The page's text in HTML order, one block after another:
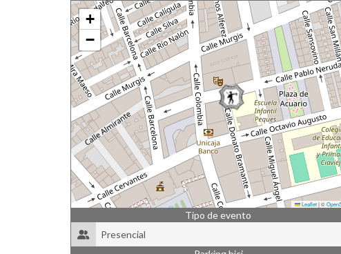
+
−
Leaflet |©
Tipo de evento
Presencial